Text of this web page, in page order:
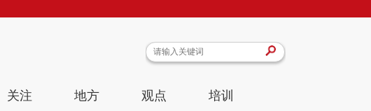
关注 地方 观点 培训